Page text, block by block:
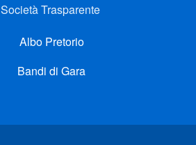
Società Trasparente
Albo Pretorio
Bandi di Gara